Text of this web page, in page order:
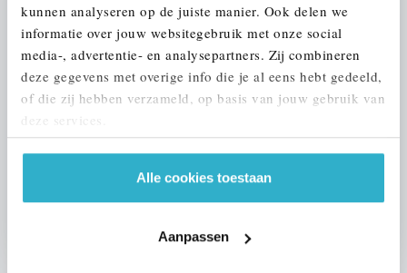
kunnen analyseren op de juiste manier. Ook delen we
informatie over jouw websitegebruik met onze social
media-, advertentie- en analysepartners. Zij combineren
deze gegevens met overige info die je al eens hebt gedeeld,
of die zij hebben verzameld, op basis van jouw gebruik van
deze services.
Alle cookies toestaan
Aanpassen
UW AUTO INRUILEN?
VOORSTEL AANVRAGEN